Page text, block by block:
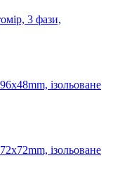
3 фази,
ізольоване
ізольоване